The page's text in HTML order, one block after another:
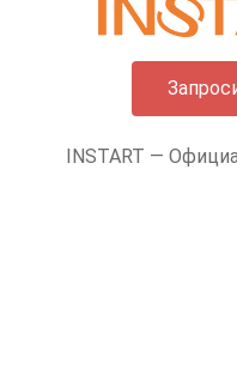
INSTART —